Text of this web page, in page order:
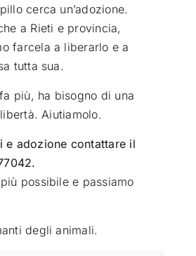
cerca un’adozione.
a Rieti e provincia,
farcela a liberarlo e a
tutta sua.
più, ha bisogno di una
Aiutiamolo.
e adozione contattare il
possibile e passiamo
degli animali.